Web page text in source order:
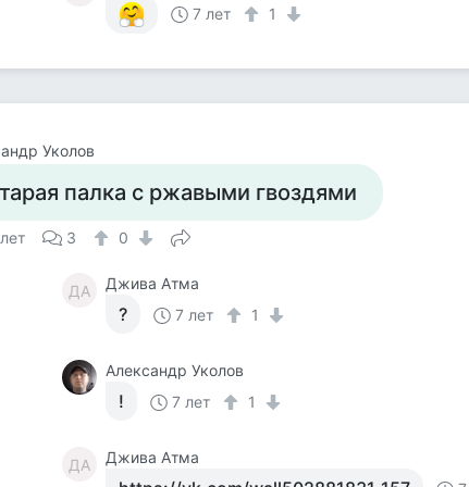
7 лет
1
Уколов
палка с ржавыми гвоздями
3 0
ДА Джива Атма
? 7 лет 1
Александр Уколов
! 7 лет 1
ДА Джива Атма